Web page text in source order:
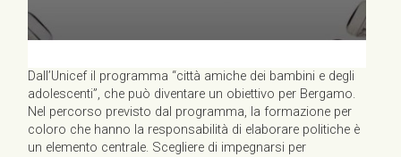
Dall’Unicef il programma “città amiche dei bambini e degli
adolescenti”, che può diventare un obiettivo per Bergamo.
Nel percorso previsto dal programma, la formazione per
coloro che hanno la responsabilità di elaborare politiche è
un elemento centrale. Scegliere di impegnarsi per